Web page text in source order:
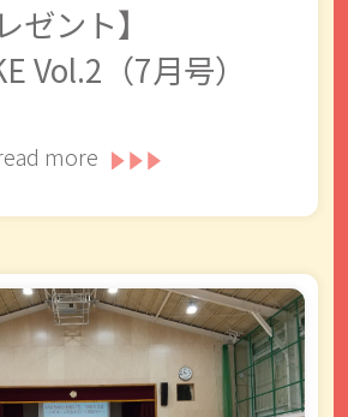
ゼント】
Vol.2（7月号）
more